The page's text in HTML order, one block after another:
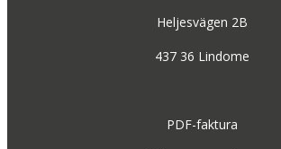
Heljesvägen 2B
437 36 Lindome
PDF-faktura